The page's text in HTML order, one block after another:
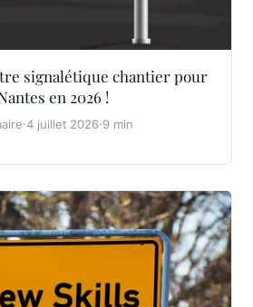
signalétique chantier pour
en 2026 !
·4 juillet 2026·9 min